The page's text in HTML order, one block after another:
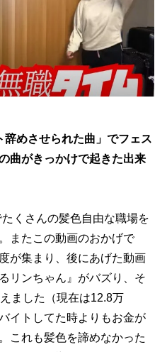
めさせられた曲」でフェス
曲がきっかけで起きた出来
くさんの髪色自由な職場を
またこの動画のおかげで
が集まり、後にあげた動画
リンちゃん』がバズり、そ
ました（現在は12.8万
イトしてた時よりもお金が
これも髪色を諦めなかった